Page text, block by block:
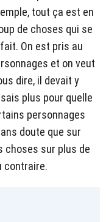
tout ça est en
de choses qui se
On est pris au
et on veut
dire, il devait y
plus pour quelle
personnages
doute que sur
choses sur plus de
contraire.